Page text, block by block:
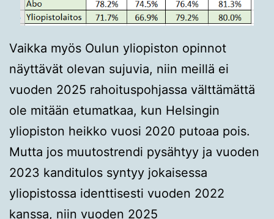
Vaikka myös Oulun yliopiston opinnot
näyttävät olevan sujuvia, niin meillä ei
vuoden 2025 rahoituspohjassa välttämättä
ole mitään etumatkaa, kun Helsingin
yliopiston heikko vuosi 2020 putoaa pois.
Mutta jos muutostrendi pysähtyy ja vuoden
2023 kanditulos syntyy jokaisessa
yliopistossa identtisesti vuoden 2022
kanssa, niin vuoden 2025